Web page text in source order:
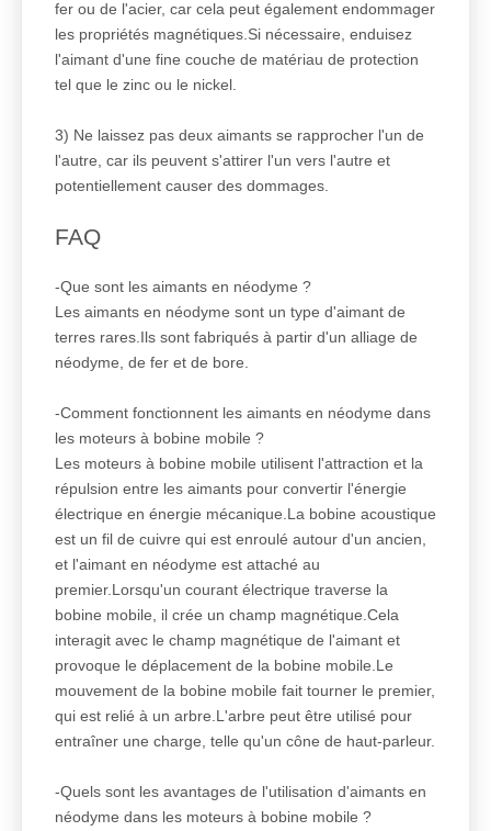
fer ou de l'acier, car cela peut également endommager
les propriétés magnétiques.Si nécessaire, enduisez
l'aimant d'une fine couche de matériau de protection
tel que le zinc ou le nickel.
3) Ne laissez pas deux aimants se rapprocher l'un de
l'autre, car ils peuvent s'attirer l'un vers l'autre et
potentiellement causer des dommages.
FAQ
-Que sont les aimants en néodyme ?
Les aimants en néodyme sont un type d'aimant de
terres rares.Ils sont fabriqués à partir d'un alliage de
néodyme, de fer et de bore.
-Comment fonctionnent les aimants en néodyme dans
les moteurs à bobine mobile ?
Les moteurs à bobine mobile utilisent l'attraction et la
répulsion entre les aimants pour convertir l'énergie
électrique en énergie mécanique.La bobine acoustique
est un fil de cuivre qui est enroulé autour d'un ancien,
et l'aimant en néodyme est attaché au
premier.Lorsqu'un courant électrique traverse la
bobine mobile, il crée un champ magnétique.Cela
interagit avec le champ magnétique de l'aimant et
provoque le déplacement de la bobine mobile.Le
mouvement de la bobine mobile fait tourner le premier,
qui est relié à un arbre.L'arbre peut être utilisé pour
entraîner une charge, telle qu'un cône de haut-parleur.
-Quels sont les avantages de l'utilisation d'aimants en
néodyme dans les moteurs à bobine mobile ?